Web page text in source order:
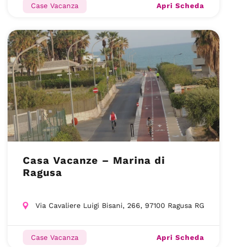
Case Vacanza Apri Scheda
Casa Vacanze – Marina di
Ragusa
Via Cavaliere Luigi Bisani, 266, 97100 Ragusa RG
Case Vacanza Apri Scheda